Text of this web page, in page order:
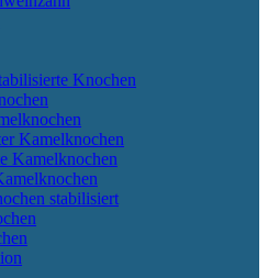
Knochen
Kamelknochen
Kamelknochen
stabilisiert